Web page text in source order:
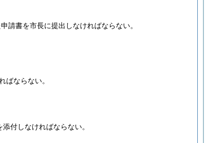
請書を市長に提出しなければならない。
ばならない。
付しなければならない。